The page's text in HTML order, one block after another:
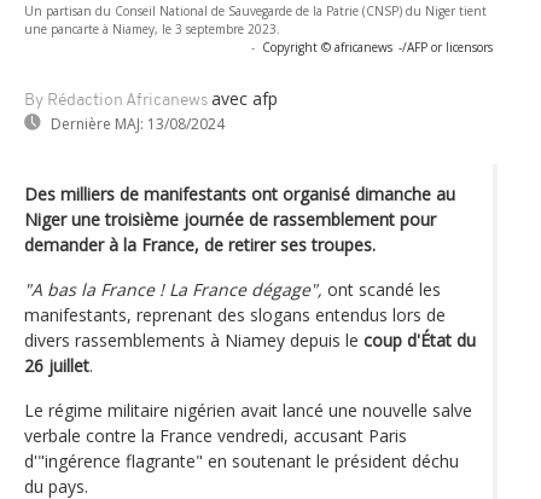
Un partisan du Conseil National de Sauvegarde de la Patrie (CNSP) du Niger tient
une pancarte à Niamey, le 3 septembre 2023.
- Copyright © africanews -/AFP or licensors
By Rédaction Africanews avec afp
Dernière MAJ: 13/08/2024
Des milliers de manifestants ont organisé dimanche au
Niger une troisième journée de rassemblement pour
demander à la France, de retirer ses troupes.
"A bas la France ! La France dégage", ont scandé les
manifestants, reprenant des slogans entendus lors de
divers rassemblements à Niamey depuis le coup d'État du
26 juillet.
Le régime militaire nigérien avait lancé une nouvelle salve
verbale contre la France vendredi, accusant Paris
d'"ingérence flagrante" en soutenant le président déchu
du pays.